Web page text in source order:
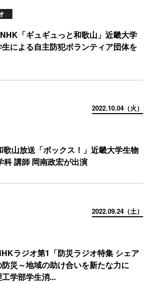
「ギュギュっと和歌山」近畿大学
による自主防犯ボランティア団体を
2022.10.04（火）
歌山放送「ボックス！」近畿大学生物
科 講師 岡南政宏が出演
2022.09.24（土）
ラジオ第1「防災ラジオ特集 シェア
災～地域の助け合いを新たな力に
学部学生消...